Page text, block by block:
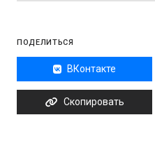
ПОДЕЛИТЬСЯ
ВКонтакте
Скопировать